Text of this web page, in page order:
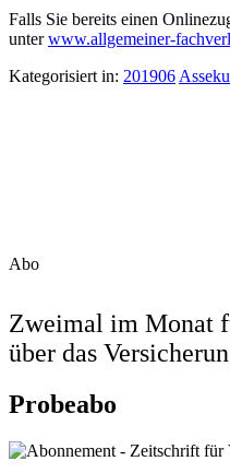
Falls Sie bereits einen
unterwww.allgemeiner-
Kategorisiert in: 201906
Abo
Zweimal im Monat
über das
Probeabo